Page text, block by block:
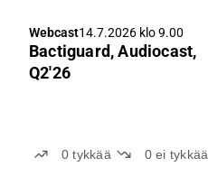
Webcast14.7.2026 klo 9.00
Bactiguard, Audiocast,
Q2'26
0tykkää 0ei tykkää